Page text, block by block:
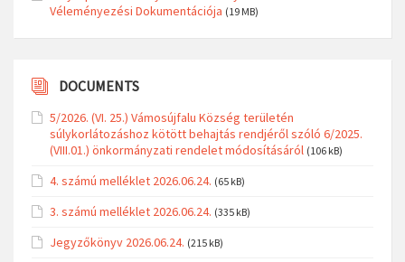
Véleményezési Dokumentációja (19 MB)
DOCUMENTS
5/2026. (VI. 25.) Vámosújfalu Község területén
súlykorlátozáshoz kötött behajtás rendjéről szóló 6/2025.
(VIII.01.) önkormányzati rendelet módosításáról (106 kB)
4. számú melléklet 2026.06.24. (65 kB)
3. számú melléklet 2026.06.24. (335 kB)
Jegyzőkönyv 2026.06.24. (215 kB)